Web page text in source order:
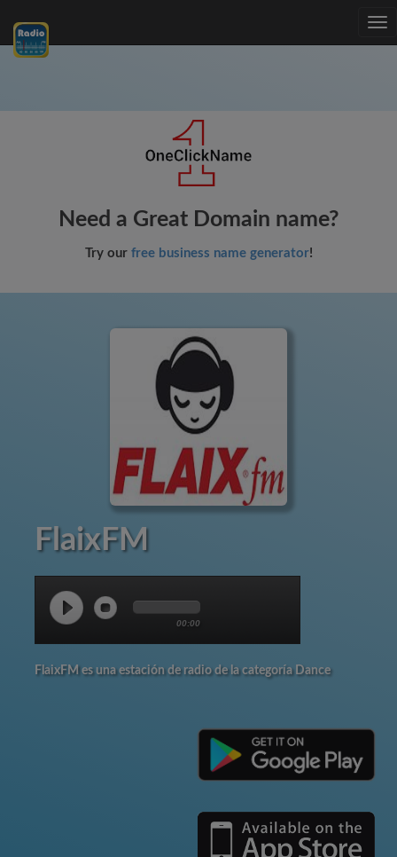
Need a Great Domain name?
Try our free business name generator!
FlaixFM
00:00
FlaixFM es una estación de radio de la categoría Dance